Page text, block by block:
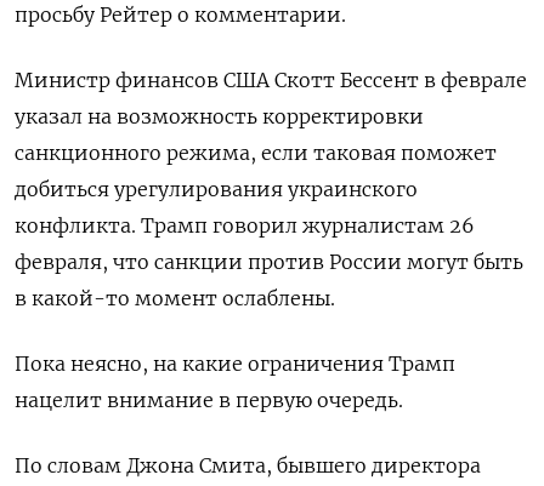
просьбу Рейтер о комментарии.
Министр финансов США Скотт Бессент в феврале
указал на возможность корректировки
санкционного режима, если таковая поможет
добиться урегулирования украинского
конфликта. Трамп говорил журналистам 26
февраля, что санкции против России могут быть
в какой-то момент ослаблены.
Пока неясно, на какие ограничения Трамп
нацелит внимание в первую очередь.
По словам Джона Смита, бывшего директора